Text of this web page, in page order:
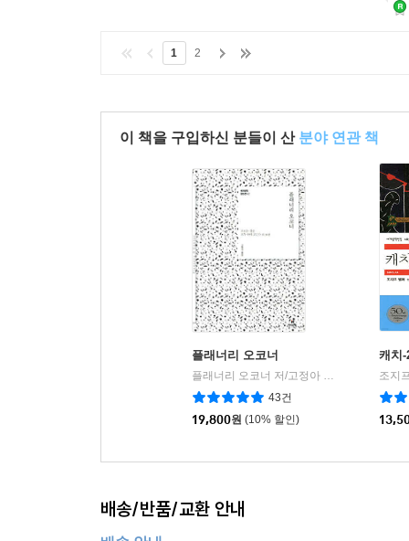
1 2
이 책을 구입하신 분들이 산 분야 연관 책
플래너리 오코너
플래너리 오코너 저/고정아 역
현대문학
43건
19,800원 (10% 할인)
캐치-
조지
배송/반품/교환 안내